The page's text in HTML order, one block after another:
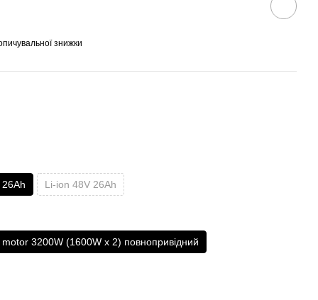
знижки
Li-ion 48V 26Ah
motor 3200W (1600W x 2) повнопривідний